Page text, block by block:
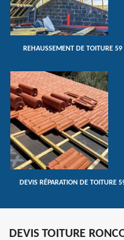
REHAUSSEMENT DE TOITURE 59
DEVIS RÉPARATION DE TOITURE
DEVIS TOITURE